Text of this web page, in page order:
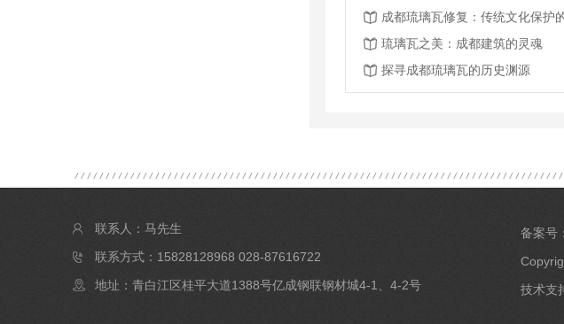
成都琉璃瓦修复：传统文化保护
琉璃瓦之美：成都建筑的灵魂
探寻成都琉璃瓦的历史渊源
联系人：马先生
联系方式：15828128968 028-87616722
地址：青白江区桂平大道1388号亿成钢联钢材城4-1、4-2号
备案号：
技术支